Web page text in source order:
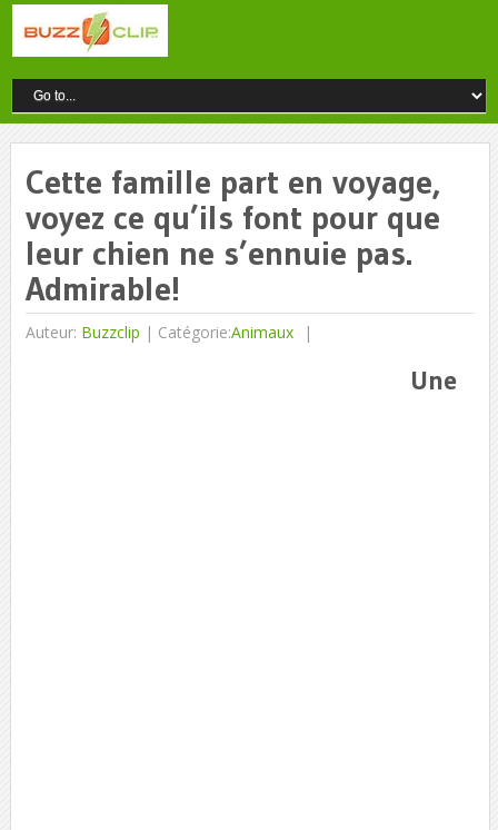
Cette famille part en voyage,
voyez ce qu’ils font pour que
leur chien ne s’ennuie pas.
Admirable!
Auteur: Buzzclip | Catégorie:Animaux
Une